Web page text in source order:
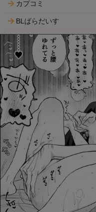
カプコミ
BLぱらだいす